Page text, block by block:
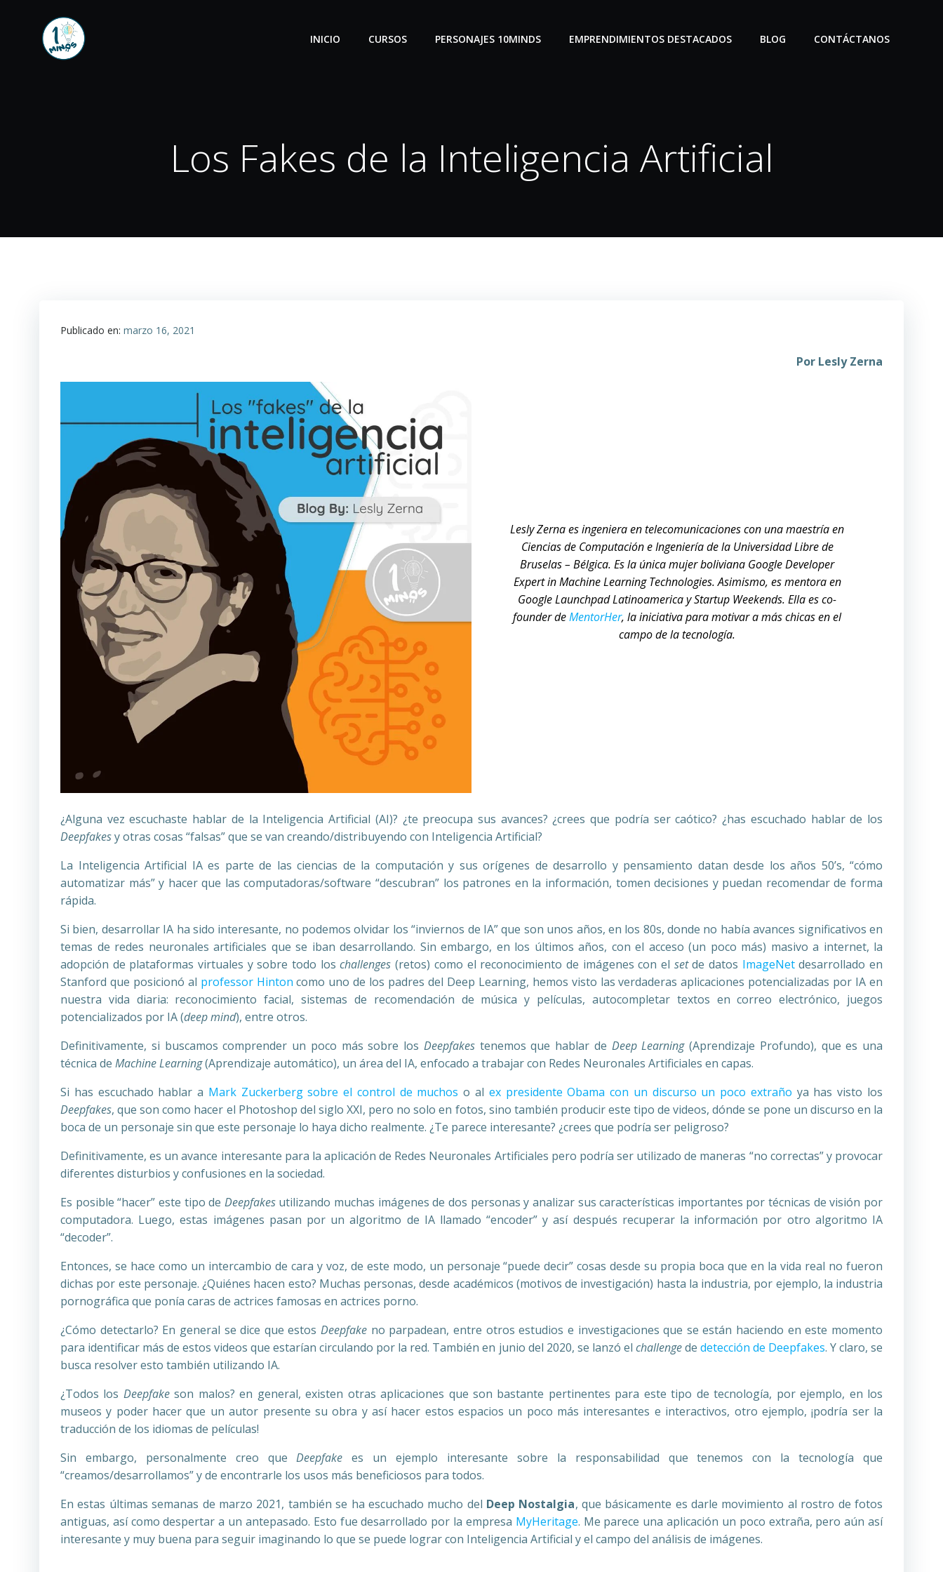
INICIO CURSOS PERSONAJES 10MINDS EMPRENDIMIENTOS DESTACADOS BLOG CONTÁCTANOS
Los Fakes de la Inteligencia Artificial
Publicado en: marzo 16, 2021
Por Lesly Zerna
Lesly Zerna es ingeniera en telecomunicaciones con una maestría en
Ciencias de Computación e Ingeniería de la Universidad Libre de
Bruselas – Bélgica. Es la única mujer boliviana Google Developer
Expert in Machine Learning Technologies. Asimismo, es mentora en
Google Launchpad Latinoamerica y Startup Weekends. Ella es co-
founder deMentorHer, la iniciativa para motivar a más chicas en el
campo de la tecnología.
¿Alguna vez escuchaste hablar de la Inteligencia Artificial (AI)? ¿te preocupa sus avances? ¿crees que podría ser caótico? ¿has escuchado hablar de los
Deepfakesy otras cosas “falsas” que se van creando/distribuyendo con Inteligencia Artificial?
La Inteligencia Artificial IA es parte de las ciencias de la computación y sus orígenes de desarrollo y pensamiento datan desde los años 50’s, “cómo
automatizar más” y hacer que las computadoras/software “descubran” los patrones en la información, tomen decisiones y puedan recomendar de forma
rápida.
Si bien, desarrollar IA ha sido interesante, no podemos olvidar los “inviernos de IA” que son unos años, en los 80s, donde no había avances significativos en
temas de redes neuronales artificiales que se iban desarrollando. Sin embargo, en los últimos años, con el acceso (un poco más) masivo a internet, la
adopción de plataformas virtuales y sobre todo loschallenges (retos) como el reconocimiento de imágenes con el setde datos ImageNetdesarrollado en
Stanford que posicionó al professor Hinton como uno de los padres del Deep Learning, hemos visto las verdaderas aplicaciones potencializadas por IA en
nuestra vida diaria: reconocimiento facial, sistemas de recomendación de música y películas, autocompletar textos en correo electrónico, juegos
potencializados por IA (deep mind), entre otros.
Definitivamente, si buscamos comprender un poco más sobre los Deepfakestenemos que hablar de Deep Learning(Aprendizaje Profundo), que es una
técnica de Machine Learning(Aprendizaje automático), un área del IA, enfocado a trabajar con Redes Neuronales Artificiales en capas.
Si has escuchado hablar a Mark Zuckerberg sobre el control de muchos o al ex presidente Obama con un discurso un poco extraño ya has visto los
Deepfakes, que son como hacer el Photoshop del siglo XXI, pero no solo en fotos, sino también producir este tipo de videos, dónde se pone un discurso en la
boca de un personaje sin que este personaje lo haya dicho realmente. ¿Te parece interesante? ¿crees que podría ser peligroso?
Definitivamente, es un avance interesante para la aplicación de Redes Neuronales Artificiales pero podría ser utilizado de maneras “no correctas” y provocar
diferentes disturbios y confusiones en la sociedad.
Es posible “hacer” este tipo de Deepfakesutilizando muchas imágenes de dos personas y analizar sus características importantes por técnicas de visión por
computadora. Luego, estas imágenes pasan por un algoritmo de IA llamado “encoder” y así después recuperar la información por otro algoritmo IA
“decoder”.
Entonces, se hace como un intercambio de cara y voz, de este modo, un personaje “puede decir” cosas desde su propia boca que en la vida real no fueron
dichas por este personaje. ¿Quiénes hacen esto? Muchas personas, desde académicos (motivos de investigación) hasta la industria, por ejemplo, la industria
pornográfica que ponía caras de actrices famosas en actrices porno.
¿Cómo detectarlo? En general se dice que estosDeepfake no parpadean, entre otros estudios e investigaciones que se están haciendo en este momento
para identificar más de estos videos que estarían circulando por la red. También en junio del 2020, se lanzó el challengede detección de Deepfakes. Y claro, se
busca resolver esto también utilizando IA.
¿Todos los Deepfakeson malos? en general, existen otras aplicaciones que son bastante pertinentes para este tipo de tecnología, por ejemplo, en los
museos y poder hacer que un autor presente su obra y así hacer estos espacios un poco más interesantes e interactivos, otro ejemplo, ¡podría ser la
traducción de los idiomas de películas!
Sin embargo, personalmente creo queDeepfake es un ejemplo interesante sobre la responsabilidad que tenemos con la tecnología que
“creamos/desarrollamos” y de encontrarle los usos más beneficiosos para todos.
En estas últimas semanas de marzo 2021, también se ha escuchado mucho del Deep Nostalgia, que básicamente es darle movimiento al rostro de fotos
antiguas, así como despertar a un antepasado. Esto fue desarrollado por la empresa MyHeritage. Me parece una aplicación un poco extraña, pero aún así
interesante y muy buena para seguir imaginando lo que se puede lograr con Inteligencia Artificial y el campo del análisis de imágenes.